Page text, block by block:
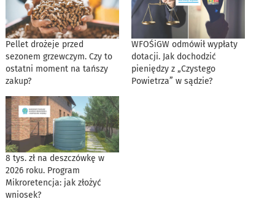
Pellet drożeje przed
sezonem grzewczym. Czy to
ostatni moment na tańszy
zakup?
WFOŚiGW odmówił wypłaty
dotacji. Jak dochodzić
pieniędzy z „Czystego
Powietrza” w sądzie?
8 tys. zł na deszczówkę w
2026 roku. Program
Mikroretencja: jak złożyć
wniosek?